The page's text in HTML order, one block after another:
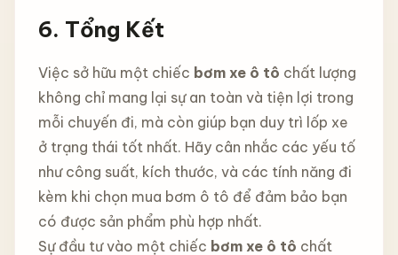
6. Tổng Kết
Việc sở hữu một chiếc bơm xe ô tô chất lượng
không chỉ mang lại sự an toàn và tiện lợi trong
mỗi chuyến đi, mà còn giúp bạn duy trì lốp xe
ở trạng thái tốt nhất. Hãy cân nhắc các yếu tố
như công suất, kích thước, và các tính năng đi
kèm khi chọn mua bơm ô tô để đảm bảo bạn
có được sản phẩm phù hợp nhất.
Sự đầu tư vào một chiếc bơm xe ô tô chất